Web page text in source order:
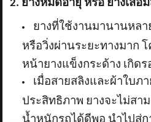
2. ยางหมดอายุ หรือ ยางเสื่อ
ยางที่ใช้งานมานานหลา
หรือวิ่งผ่านระยะทางมาก โ
หน้ายางแข็งกระด้าง เกิด
เมื่อสายสลิงและผ้าใบภ
ประสิทธิภาพ ยางจะไม่สา
น้ำหนักรถได้ดีพอ นำไปสู่ก